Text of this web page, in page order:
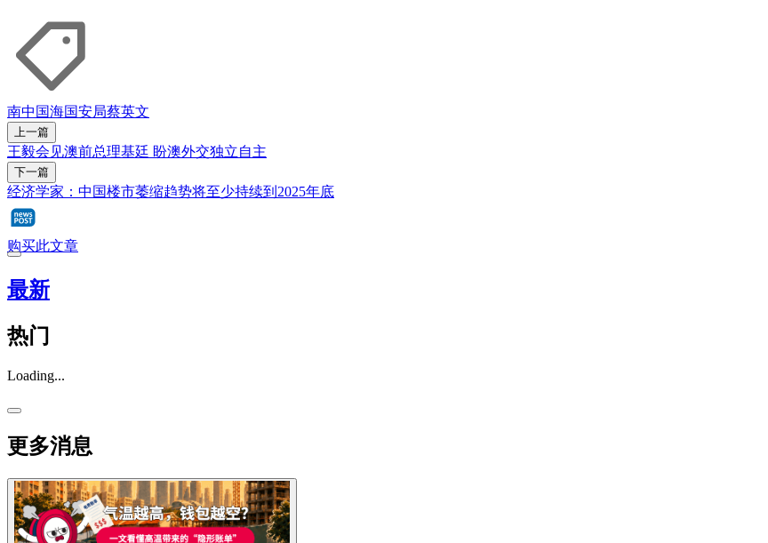
南中国海国安局蔡英文
上一篇
王毅会见澳前总理基廷 盼澳外交独立自主
下一篇
经济学家：中国楼市萎缩趋势将至少持续到2025年底
购买此文章
最新
热门
Loading...
更多消息